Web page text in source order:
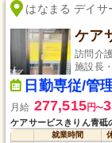
はなまる デイサ
ケア
訪問介
施設長
日勤専従/管
月給 277,515円〜
ケアサービスきりん青砥
就業時間